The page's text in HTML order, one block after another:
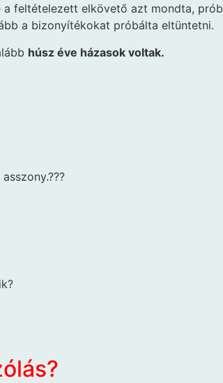
feltételezett elkövető azt mondta,
a bizonyítékokat próbálta eltüntetni.
húsz éve házasok voltak.